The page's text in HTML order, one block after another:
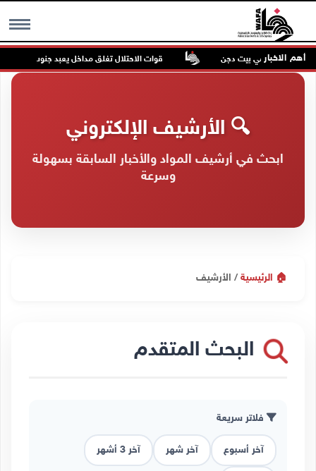
MENU أهم الاخبارفي بيت دجن قوات الاحتلال تغلق مداخل يعبد جنوب غرب جنين
🔍 الأرشيف الإلكتروني
ابحث في أرشيف المواد والأخبار السابقة بسهولة
وسرعة
🏠 الرئيسية / الأرشيف
البحث المتقدم
فلاتر سريعة
آخر أسبوع آخر شهر آخر 3 أشهر